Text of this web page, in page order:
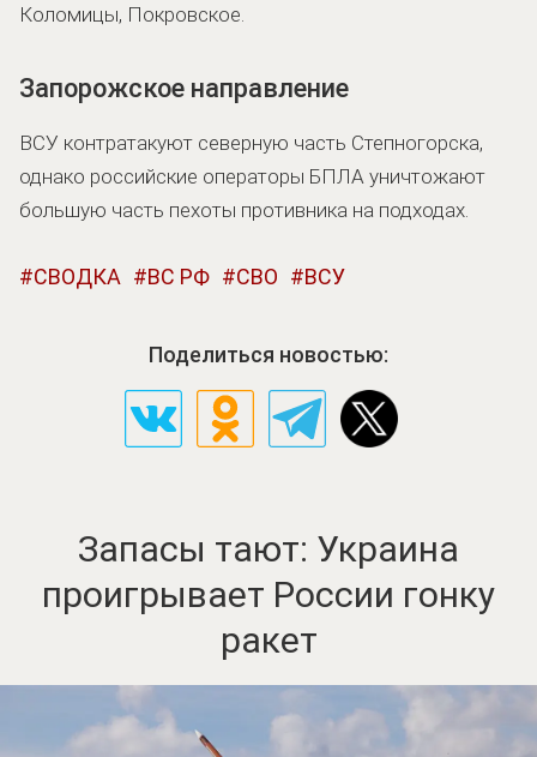
Коломицы, Покровское.
Запорожское направление
ВСУ контратакуют северную часть Степногорска,
однако российские операторы БПЛА уничтожают
большую часть пехоты противника на подходах.
СВОДКА ВС РФ СВО ВСУ
Поделиться новостью:
Запасы тают: Украина
проигрывает России гонку
ракет